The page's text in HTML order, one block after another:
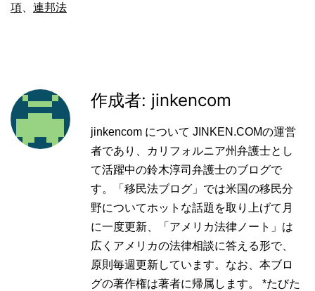
項 、 連邦法
作成者: jinkencom
jinkencom について JINKEN.COMの運営
者であり、カリフォルニア州弁護士とし
て活躍中の鈴木淳司弁護士のブログで
す。「移民法ブログ」では米国の移民分
野についてホットな話題を取り上げて月
に一度更新、「アメリカ法律ノート」は
広くアメリカの法律相談に答える形で、
原則毎週更新しています。なお、本ブロ
グの著作権は著者に帰属します。 *たびた